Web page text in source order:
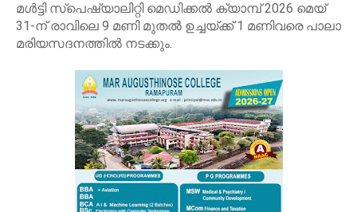
മൾട്ടി സ്പെഷ്യാലിറ്റി മെഡിക്കൽ ക്യാമ്പ് 2026 മെയ്
31-ന് രാവിലെ 9 മണി മുതൽ ഉച്ചയ്ക്ക് 1 മണിവരെ പാലാ
മരിയസദനത്തിൽ നടക്കും.